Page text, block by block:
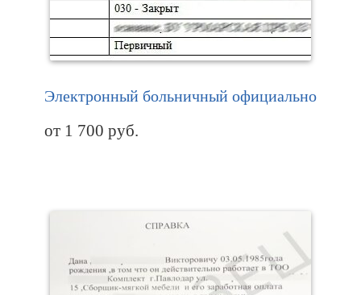
Электронный больничный официально
от 1 700 руб.